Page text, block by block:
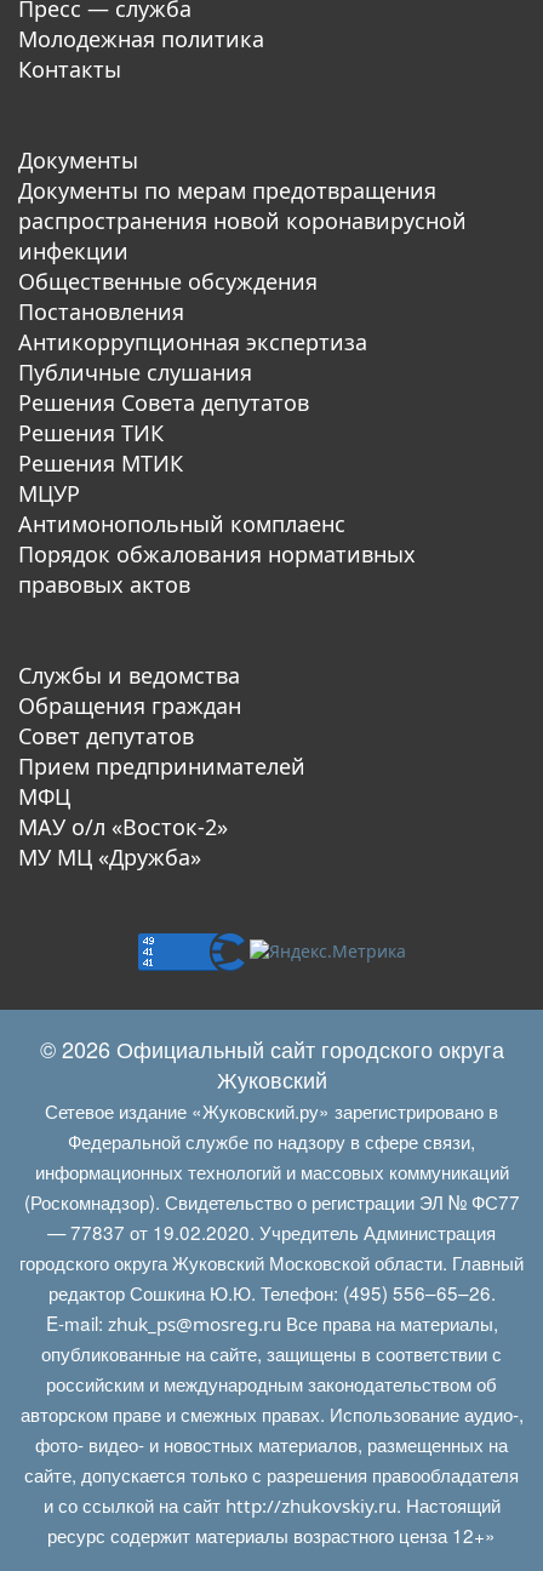
Пресс — служба
Молодежная политика
Контакты
Документы
Документы по мерам предотвращения
распространения новой коронавирусной
инфекции
Общественные обсуждения
Постановления
Антикоррупционная экспертиза
Публичные слушания
Решения Совета депутатов
Решения ТИК
Решения МТИК
МЦУР
Антимонопольный комплаенс
Порядок обжалования нормативных
правовых актов
Службы и ведомства
Обращения граждан
Совет депутатов
Прием предпринимателей
МФЦ
МАУ о/л «Восток-2»
МУ МЦ «Дружба»
© 2026 Официальный сайт городского округа
Жуковский
Сетевое издание «Жуковский.ру» зарегистрировано в
Федеральной службе по надзору в сфере связи,
информационных технологий и массовых коммуникаций
(Роскомнадзор). Свидетельство о регистрации ЭЛ № ФС77
— 77837 от 19.02.2020. Учредитель Администрация
городского округа Жуковский Московской области. Главный
редактор Сошкина Ю.Ю. Телефон: (495) 556–65–26.
E‑mail: zhuk_ps@mosreg.ruВсе права на материалы,
опубликованные на сайте, защищены в соответствии с
российским и международным законодательством об
авторском праве и смежных правах. Использование аудио-,
фото- видео- и новостных материалов, размещенных на
сайте, допускается только с разрешения правообладателя
и со ссылкой на сайт http://zhukovskiy.ru. Настоящий
ресурс содержит материалы возрастного ценза 12+»